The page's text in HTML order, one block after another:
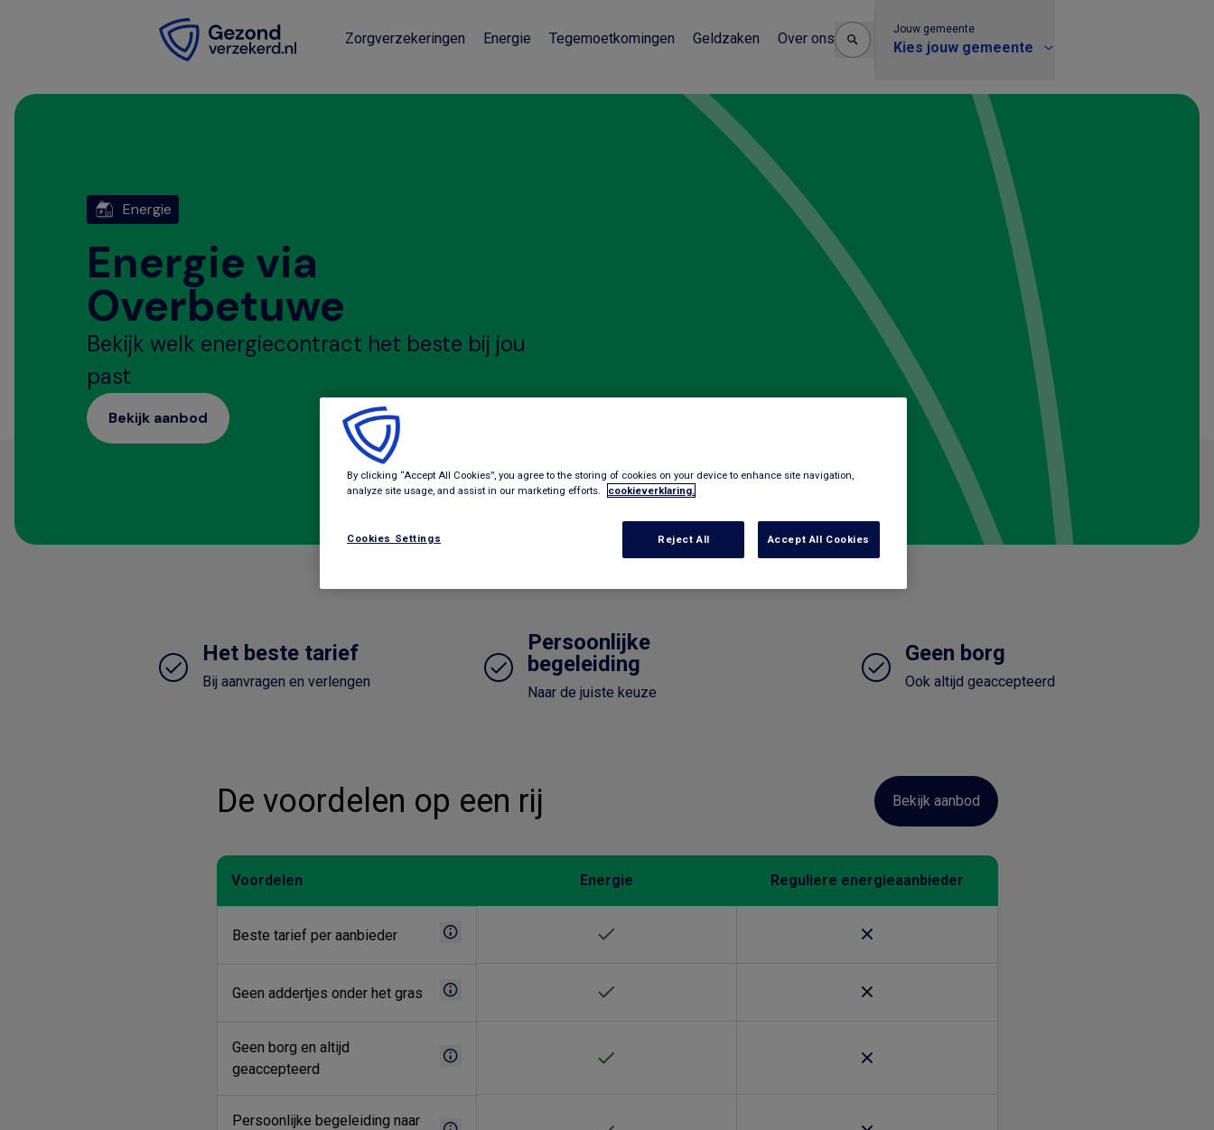
Zorgverzekeringen Energie Tegemoetkomingen Geldzaken Over ons
Jouw gemeente
Kies jouw gemeente
Energie
Energie via
Overbetuwe
Bekijk welk energiecontract het beste bij jou
past
Bekijk aanbod
Het beste tarief
Bij aanvragen en verlengen
Persoonlijke
begeleiding
Naar de juiste keuze
Geen borg
Ook altijd geaccepteerd
De voordelen op een rij Bekijk aanbod
Voordelen Energie Reguliere energieaanbieder
Beste tarief per aanbieder
Geen addertjes onder het gras
Geen borg en altijd
geaccepteerd
Persoonlijke begeleiding naar
By clicking “Accept All Cookies”, you agree to the storing of cookies on your device to enhance site navigation,
analyze site usage, and assist in our marketing efforts.
cookieverklaring.
Reject All Accept All Cookies
Cookies Settings